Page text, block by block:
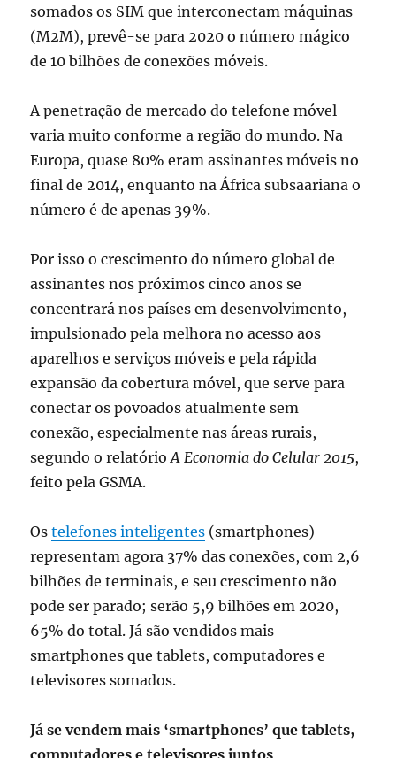
somados os SIM que interconectam máquinas
(M2M), prevê-se para 2020 o número mágico
de 10 bilhões de conexões móveis.
A penetração de mercado do telefone móvel
varia muito conforme a região do mundo. Na
Europa, quase 80% eram assinantes móveis no
final de 2014, enquanto na África subsaariana o
número é de apenas 39%.
Por isso o crescimento do número global de
assinantes nos próximos cinco anos se
concentrará nos países em desenvolvimento,
impulsionado pela melhora no acesso aos
aparelhos e serviços móveis e pela rápida
expansão da cobertura móvel, que serve para
conectar os povoados atualmente sem
conexão, especialmente nas áreas rurais,
segundo o relatórioA Economia do Celular 2015,
feito pela GSMA.
Ostelefones inteligentes (smartphones)
representam agora 37% das conexões, com 2,6
bilhões de terminais, e seu crescimento não
pode ser parado; serão 5,9 bilhões em 2020,
65% do total. Já são vendidos mais
smartphones que tablets, computadores e
televisores somados.
Já se vendem mais ‘smartphones’ que tablets,